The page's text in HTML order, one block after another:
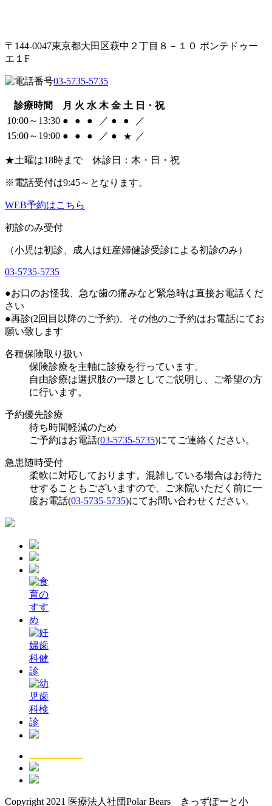
〒144-0047東京都大田区萩中２丁目８－１０ ポンテドゥー
エ１F
03-5735-5735
診療時間 月 火 水 木 金 土 日・祝
10:00～13:30 ● ● ● ／ ● ●
／
15:00～19:00 ● ● ● ／ ● ★ ／
★土曜は18時まで 休診日 ：木・日・祝
※電話受付は9:45～となります。
WEB予約はこちら
初診のみ受付
（小児は初診、成人は妊産婦健診受診による初診のみ）
03-5735-5735
●お口のお怪我、急な歯の痛みなど緊急時は直接お電話くだ
さい
●再診(2回目以降のご予約)、その他のご予約はお電話にてお
願い致します
各種保険取り扱い
保険診療を主軸に診療を行っています。
自由診療は選択肢の一環としてご説明し、ご希望の方
に行います。
予約優先診療
待ち時間軽減のため
ご予約はお電話(03-5735-5735)にてご連絡ください。
急患随時受付
柔軟に対応しております。混雑している場合はお待た
せすることもございますので、ご来院いただく前に一
度お電話(03-5735-5735)にてお問い合わせください。
Copyright 2021 医療法人社団Polar Bears きっずぽーと小